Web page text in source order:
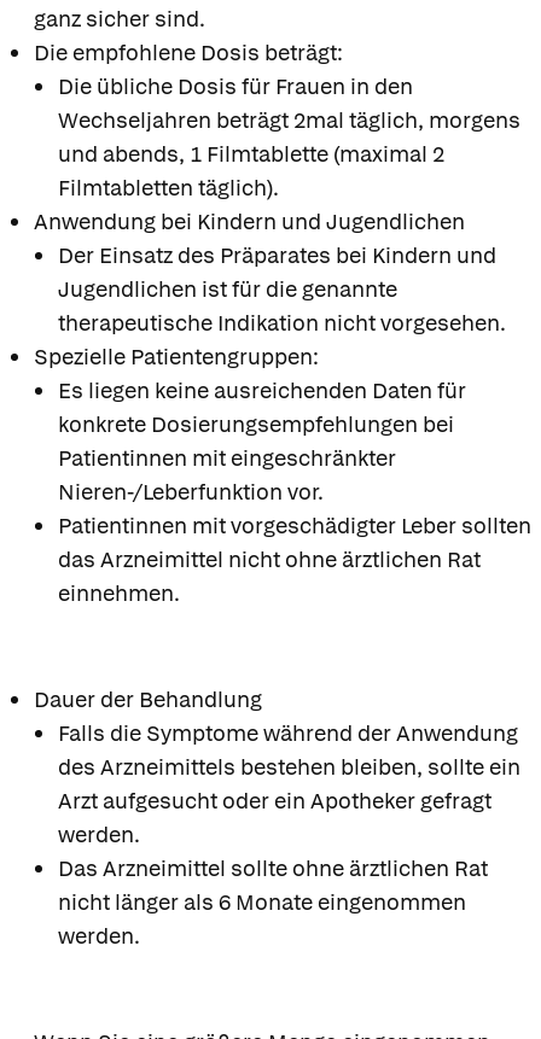
ganz sicher sind.
Die empfohlene Dosis beträgt:
Die übliche Dosis für Frauen in den
Wechseljahren beträgt 2mal täglich, morgens
und abends, 1 Filmtablette (maximal 2
Filmtabletten täglich).
Anwendung bei Kindern und Jugendlichen
Der Einsatz des Präparates bei Kindern und
Jugendlichen ist für die genannte
therapeutische Indikation nicht vorgesehen.
Spezielle Patientengruppen:
Es liegen keine ausreichenden Daten für
konkrete Dosierungsempfehlungen bei
Patientinnen mit eingeschränkter
Nieren-/Leberfunktion vor.
Patientinnen mit vorgeschädigter Leber sollten
das Arzneimittel nicht ohne ärztlichen Rat
einnehmen.
Dauer der Behandlung
Falls die Symptome während der Anwendung
des Arzneimittels bestehen bleiben, sollte ein
Arzt aufgesucht oder ein Apotheker gefragt
werden.
Das Arzneimittel sollte ohne ärztlichen Rat
nicht länger als 6 Monate eingenommen
werden.